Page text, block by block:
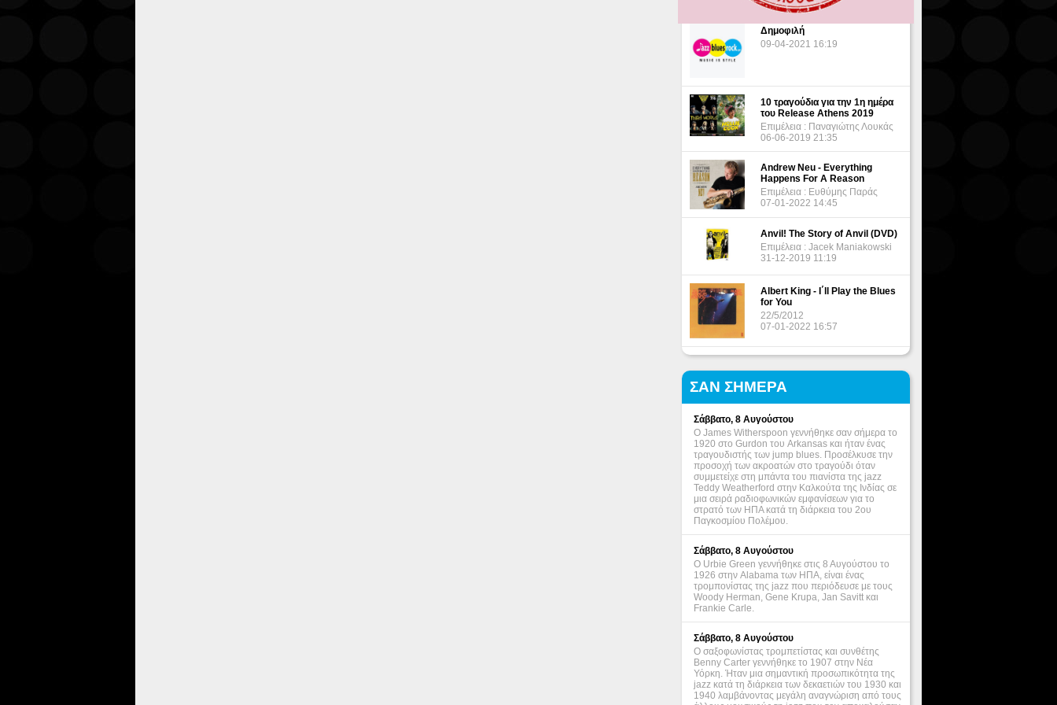
Δημοφιλή
09-04-2021 16:19
10 τραγούδια για την 1η ημέρα
του Release Athens 2019
Επιμέλεια : Παναγιώτης Λουκάς
06-06-2019 21:35
Andrew Neu - Everything
Happens For A Reason
Επιμέλεια : Ευθύμης Παράς
07-01-2022 14:45
Anvil! The Story of Anvil (DVD)
Επιμέλεια : Jacek Maniakowski
31-12-2019 11:19
Albert King - I΄ll Play the Blues
for You
22/5/2012
07-01-2022 16:57
ΣΑΝ ΣΗΜΕΡΑ
Σάββατο, 8 Αυγούστου
Ο James Witherspoon γεννήθηκε σαν σήμερα το
1920 στο Gurdon του Arkansas και ήταν ένας
τραγουδιστής των jump blues. Προσέλκυσε την
προσοχή των ακροατών στο τραγούδι όταν
συμμετείχε στη μπάντα του πιανίστα της jazz
Teddy Weatherford στην Καλκούτα της Ινδίας σε
μια σειρά ραδιοφωνικών εμφανίσεων για το
στρατό των ΗΠΑ κατά τη διάρκεια του 2ου
Παγκοσμίου Πολέμου.
Σάββατο, 8 Αυγούστου
Ο Urbie Green γεννήθηκε στις 8 Αυγούστου το
1926 στην Alabama των ΗΠΑ, είναι ένας
τρομπονίστας της jazz που περιόδευσε με τους
Woody Herman, Gene Krupa, Jan Savitt και
Frankie Carle.
Σάββατο, 8 Αυγούστου
Ο σαξοφωνίστας τρομπετίστας και συνθέτης
Benny Carter γεννήθηκε το 1907 στην Νέα
Υόρκη. Ήταν μια σημαντική προσωπικότητα της
jazz κατά τη διάρκεια των δεκαετιών του 1930 και
1940 λαμβάνοντας μεγάλη αναγνώριση από τους